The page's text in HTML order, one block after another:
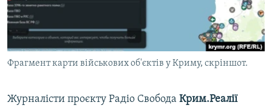
УКРАЇНСЬКА ПРОБЛЕМА КРИМУ
ІНФОГРАФІКА
ДОЛУЧАЙСЯ!
Фрагмент карти військових об'єктів у Криму, скріншот.
Журналісти проєкту Радіо Свобода Крим.Реалії